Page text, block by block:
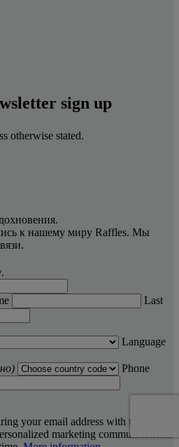
sign up
otherwise stated.
к нашему миру Raffles. Мы
Last
Language
Phone
your email address with the hotel,
marketing communications.